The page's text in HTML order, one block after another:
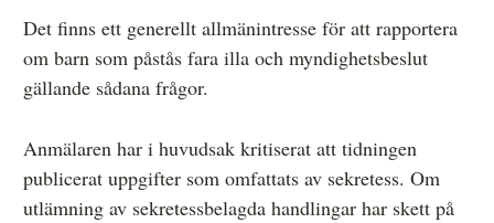
Det finns ett generellt allmänintresse för att rapportera
om barn som påstås fara illa och myndighetsbeslut
gällande sådana frågor.
Anmälaren har i huvudsak kritiserat att tidningen
publicerat uppgifter som omfattats av sekretess. Om
utlämning av sekretessbelagda handlingar har skett på